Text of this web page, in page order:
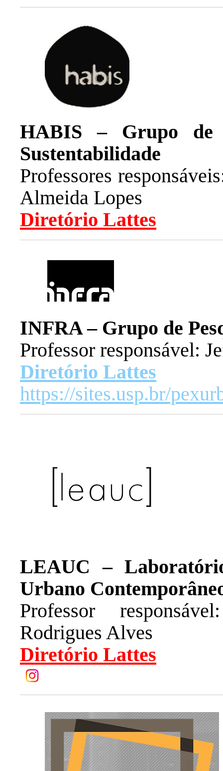
HABIS – Grupo de
Sustentabilidade
Professores
Almeida Lopes
Diretório Lattes
INFRA – Grupo de
Professor responsável:
Diretório Lattes
https://sites.usp.br/
LEAUC –
Urbano
Professor
Rodrigues Alves
Diretório Lattes